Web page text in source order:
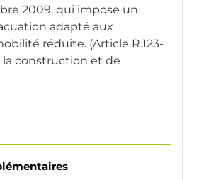
2009, qui impose un
adapté aux
réduite. (Article R.123-
la construction et de